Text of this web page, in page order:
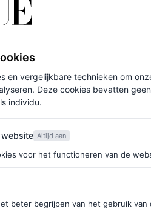
we nagenieten van de
en vergelijkbare technieken om
Deze cookies bevatten
individu.
website Altijd aan
voor het functioneren van de
beter begrijpen van het gebruik van